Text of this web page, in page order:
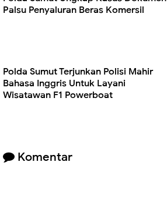
Palsu Penyaluran Beras Komersil
Polda Sumut Terjunkan Polisi Mahir
Bahasa Inggris Untuk Layani
Wisatawan F1 Powerboat
Komentar